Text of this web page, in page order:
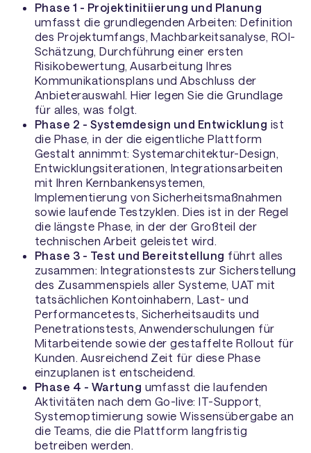
Phase 1 - Projektinitiierung und Planung
umfasst die grundlegenden Arbeiten: Definition
des Projektumfangs, Machbarkeitsanalyse, ROI-
Schätzung, Durchführung einer ersten
Risikobewertung, Ausarbeitung Ihres
Kommunikationsplans und Abschluss der
Anbieterauswahl. Hier legen Sie die Grundlage
für alles, was folgt.
Phase 2 - Systemdesign und Entwicklung ist
die Phase, in der die eigentliche Plattform
Gestalt annimmt: Systemarchitektur-Design,
Entwicklungsiterationen, Integrationsarbeiten
mit Ihren Kernbankensystemen,
Implementierung von Sicherheitsmaßnahmen
sowie laufende Testzyklen. Dies ist in der Regel
die längste Phase, in der der Großteil der
technischen Arbeit geleistet wird.
Phase 3 - Test und Bereitstellung führt alles
zusammen: Integrationstests zur Sicherstellung
des Zusammenspiels aller Systeme, UAT mit
tatsächlichen Kontoinhabern, Last- und
Performancetests, Sicherheitsaudits und
Penetrationstests, Anwenderschulungen für
Mitarbeitende sowie der gestaffelte Rollout für
Kunden. Ausreichend Zeit für diese Phase
einzuplanen ist entscheidend.
Phase 4 - Wartung umfasst die laufenden
Aktivitäten nach dem Go-live: IT-Support,
Systemoptimierung sowie Wissensübergabe an
die Teams, die die Plattform langfristig
betreiben werden.